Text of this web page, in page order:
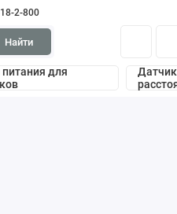
2-800
Найти
для